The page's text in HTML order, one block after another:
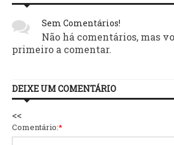
Sem Comentários!
Não há comentários, mas
primeiro a comentar.
DEIXE UM COMENTÁRIO
<<
Comentário:*